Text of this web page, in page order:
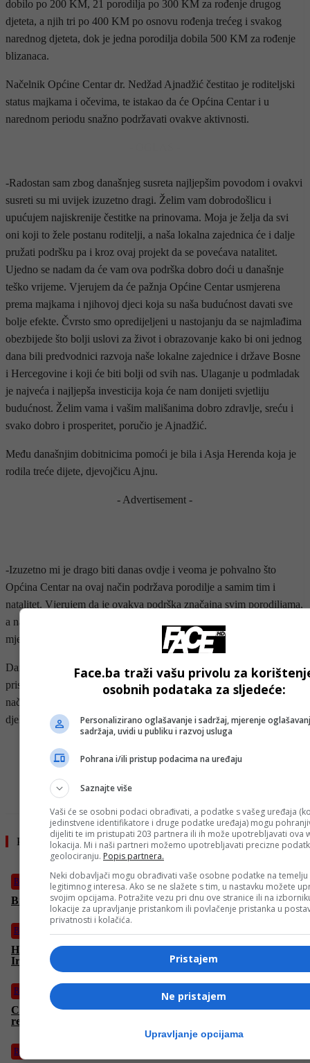
dobilo po 200 KM, 21 porodilja po 300 KM za rođenje drugog
djeteta, a njih tri po 400 KM po osnovu rođenja trećeg i svakog
narednog djeteta, dok je jedna porodilja dobila 500 KM za rođenje
blizanaca.
Načelnik Općine Centar dr. Nedžad Ajnadžić čestitao je roditeljski
status majkama i očevima, te istakao da će Općina Centar i u
narednom periodu snažno podržavati ovakve aktivnosti.
-Radostan sam zbog današnjeg susreta najljepšim povodom i ovakvi
susreti su mi uvijek izuzetno dragi. Želim vam dobrodošlicu i
upućujem najiskrenije čestitke na prinovama. Moja je želja da svi
oni koji to žele postanu roditelji, a naša lokalna zajednica će i dalje
pružati podršku pa i kroz ovaj projekt da se povećava natalitet.
Ujedno se nadam da će vam ova podrška dobro doći u današnje
teško vrijeme. Vjerujem da će pažnja Općine Centar usmjerena
prema majkama i njihovoj djeci koja su naša budućnost davati sve
bolje efekte. Čvrsto smo opredijeljeni u nastojanju da se najmlađima
obezbijede što bolji uslovi za život i obrazovanje kako bi oni jednog
dana bili predvodnici razvoja naše lokalne zajednice i države Bosne
i Hercegovine i koji će biti bolji od svih nas. Ulaganje u podmladak
je najveća i najljepša investicija koja će nam donijeti svjetliju
budućnost. Želim vama i vašim mališanima dobro zdravlje, sreću i
svako dobro i prosperitet, poručio je Ajnadžić.
Među današnjim dobitnicima pomoći je bila i Asja Herenda koja je
rodila treće dijete, djevojčicu Ajnu.
- Advertisement -
-Izuzetno mi je drago biti danas ovdje i veoma je pohvalno što
Općina Centar na ovaj način podržava porodilje a samim tim i
natalitet. Vjerujem da je ovakva podrška značajna svim porodiljama,
a naročito majkama koje nemaju primanja, a posebno u prvim
mjesecima nakon poroda, istakla je Herenda.
Današnjoj dodjeli pomoći porodiljama u ime Općine Centar
prisustvovali su i savjetnik načelnika Osmo Babić, te pomoćnica
načelnika za boračko-invalidsku, socijalnu zaštitu i društvene
djelatnosti Jasmina Fazlić.
Pročitajte još
Biznis
Bitcoin nastavlja rasti unatoč iransko-izraelskom sukobu
Biznis
Hoće li cijene nafte rapidno porasti nakon izraelskog napada na
Iran? Oglasio se Katar
Biznis
Cijene goriva rastu, evo gdje je najjeftinije točiti kad je riječ o
regiji
Biznis
Face.ba traži vašu privolu za
osobnih podataka za sljedeće:
Personalizirano oglašavanje i sadržaj, mjerenje
sadržaja, uvidi u publiku i razvoj usluga
Pohrana i/ili pristup podacima na uređaju
Saznajte više
Vaši će se osobni podaci obrađivati, a podatke s vašeg uređaja
jedinstvene identifikatore i druge podatke uređaja) mogu
dijeliti te im pristupati 203 partnera ili ih može upotrebljavati ova
lokacija. Mi i naši partneri možemo upotrebljavati precizne
geolociranju. Popis partnera.
Neki dobavljači mogu obrađivati vaše osobne podatke na temelju
legitimnog interesa. Ako se ne slažete s tim, u nastavku možete
svojim opcijama. Potražite vezu pri dnu ove stranice ili na
lokacije za upravljanje pristankom ili povlačenje pristanka u
privatnosti i kolačića.
Pristajem
Ne pristajem
Upravljanje opcijama